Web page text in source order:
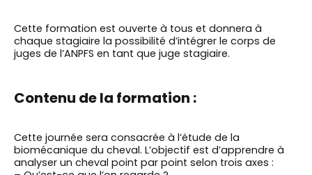
Cette formation est ouverte à tous et donnera à
chaque stagiaire la possibilité d’intégrer le corps de
juges de l’ANPFS en tant que juge stagiaire.
Contenu de la formation :
Cette journée sera consacrée à l’étude de la
biomécanique du cheval. L’objectif est d’apprendre à
analyser un cheval point par point selon trois axes :